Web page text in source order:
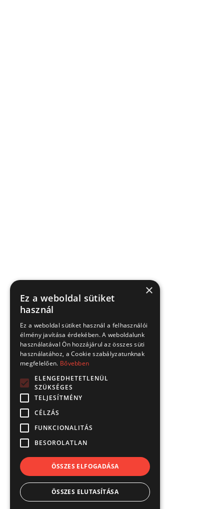
×
Ez a weboldal sütiket
használ
Ez a weboldal sütiket használ a felhasználói
élmény javítása érdekében. A weboldalunk
használatával Ön hozzájárul az összes süti
használatához, a Cookie szabályzatunknak
megfelelően. Bővebben
ELENGEDHETETLENÜL
SZÜKSÉGES
TELJESÍTMÉNY
CÉLZÁS
FUNKCIONALITÁS
BESOROLATLAN
ÖSSZES ELFOGADÁSA
ÖSSZES ELUTASÍTÁSA